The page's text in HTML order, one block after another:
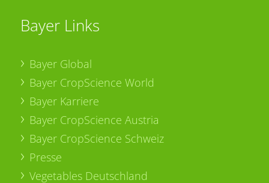
Bayer Links
Bayer Global
Bayer CropScience World
Bayer Karriere
Bayer CropScience Austria
Bayer CropScience Schweiz
Presse
Vegetables Deutschland